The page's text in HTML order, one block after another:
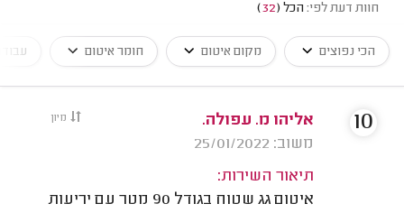
חוות דעת לפי: הכל (
32
)
הכי נפוצים מקום איטום חומר איטום
מיון
אליהו מ. עפולה.
משוב: 25/01/2022
תיאור השירות:
איטום גג שטוח בגודל 90 מטר עם יריעות
10